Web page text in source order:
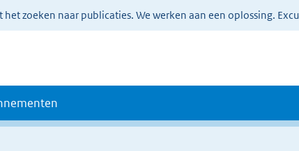
zoeken naar publicaties. We werken aan een oplossing.